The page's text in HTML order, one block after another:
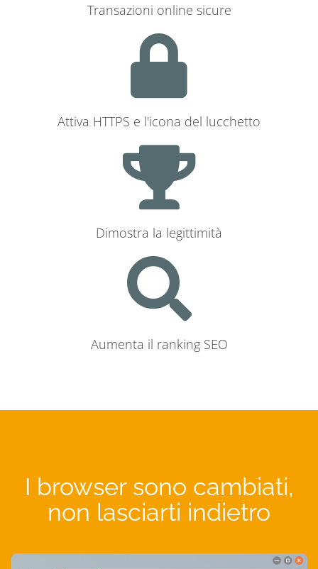
Transazioni online sicure
Attiva HTTPS e l'icona del lucchetto
Dimostra la legittimità
Aumenta il ranking SEO
I browser sono cambiati,
non lasciarti indietro